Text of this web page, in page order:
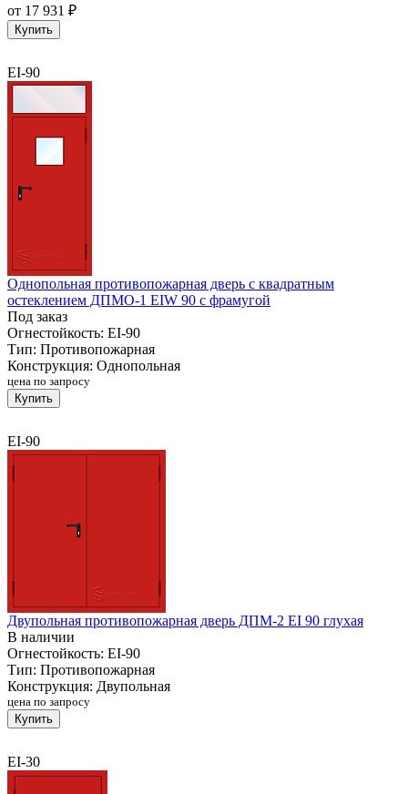
от 17 931 ₽
Купить
EI-90
Однопольная противопожарная дверь с квадратным
остеклением ДПМО-1 EIW 90 с фрамугой
Под заказ
Огнестойкость: EI-90
Тип: Противопожарная
Конструкция: Однопольная
цена по запросу
Купить
EI-90
Двупольная противопожарная дверь ДПМ-2 EI 90 глухая
В наличии
Огнестойкость: EI-90
Тип: Противопожарная
Конструкция: Двупольная
цена по запросу
Купить
EI-30